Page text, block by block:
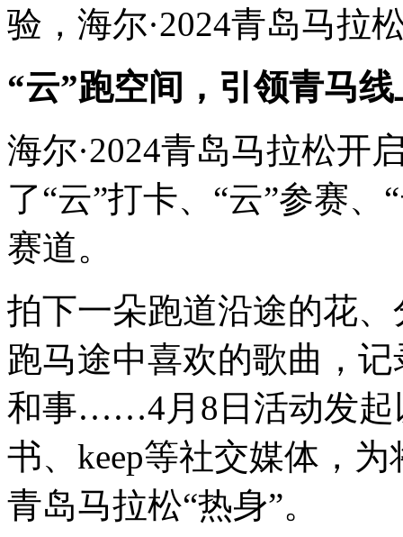
验，海尔·2024青岛马拉
“云”跑空间，引领青马
海尔·2024青岛马拉松开
了“云”打卡、“云”参赛
赛道。
拍下一朵跑道沿途的花
跑马途中喜欢的歌曲，
和事……4月8日活动发起
书、keep等社交媒体，为
青岛马拉松“热身”。